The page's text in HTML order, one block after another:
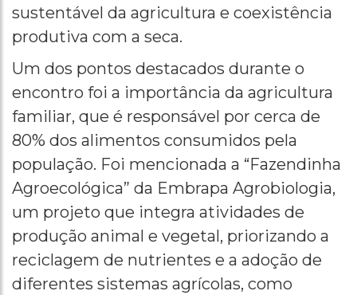
sustentável da agricultura e coexistência
produtiva com a seca.
Um dos pontos destacados durante o
encontro foi a importância da agricultura
familiar, que é responsável por cerca de
80% dos alimentos consumidos pela
população. Foi mencionada a “Fazendinha
Agroecológica” da Embrapa Agrobiologia,
um projeto que integra atividades de
produção animal e vegetal, priorizando a
reciclagem de nutrientes e a adoção de
diferentes sistemas agrícolas, como